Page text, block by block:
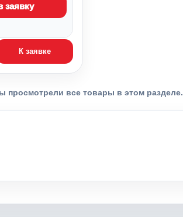
заявку
К заявке
просмотрели все товары в этом разделе.